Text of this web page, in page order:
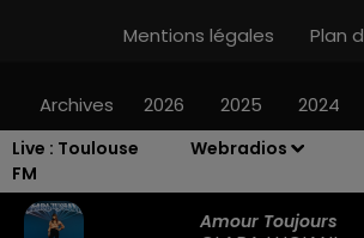
Live : Toulouse
FM
Webradios
Amour Toujours
Mentions légales
Plan
Archives 2026 2025 2024